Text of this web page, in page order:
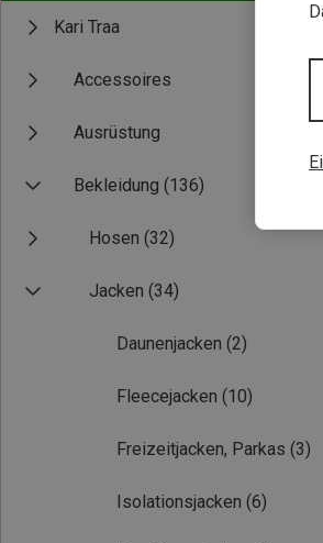
Kari Traa
Accessoires
Ausrüstung
Bekleidung (136)
Hosen (32)
Jacken (34)
Daunenjacken (2)
Fleecejacken (10)
Freizeitjacken, Parkas (3)
Isolationsjacken (6)